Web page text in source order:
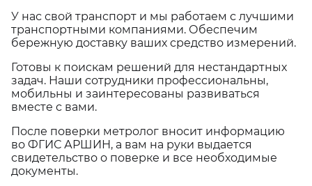
У нас свой транспорт и мы работаем с лучшими
транспортными компаниями. Обеспечим
бережную доставку ваших средство измерений.
Готовы к поискам решений для нестандартных
задач. Наши сотрудники профессиональны,
мобильны и заинтересованы развиваться
вместе с вами.
После поверки метролог вносит информацию
во ФГИС АРШИН, а вам на руки выдается
свидетельство о поверке и все необходимые
документы.